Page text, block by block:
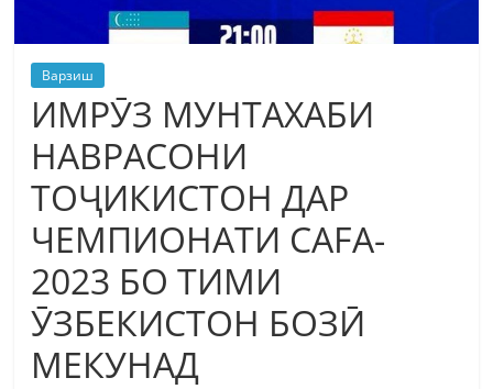
Варзиш
ИМРӮЗ МУНТАХАБИ
НАВРАСОНИ
ТОҶИКИСТОН ДАР
ЧЕМПИОНАТИ CAFA-
2023 БО ТИМИ
ӮЗБЕКИСТОН БОЗӢ
МЕКУНАД